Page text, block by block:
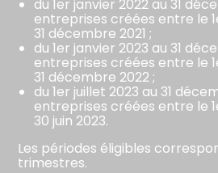
du 1er janvier 2022 au 31
entreprises créées entre le
31 décembre 2021 ;
du 1er janvier 2023 au 31
entreprises créées entre le
31 décembre 2022 ;
du 1er juillet 2023 au 31
entreprises créées entre le
30 juin 2023.
Les périodes éligibles
trimestres.